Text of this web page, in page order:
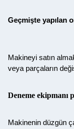
Geçmişte yapılan
Makineyi satın
veya parçaların
Deneme ekipmanı
Makinenin düzgün